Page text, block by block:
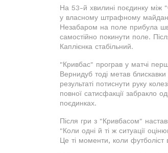
На 53-й хвилині поєдинку між
у власному штрафному
Незабаром на поле прибула
самостійно покинути поле.
Каплієнка стабільний.
"Кривбас" програв у матчі
Вернидуб тоді метав
результаті потиснути руку
повної сатисфакції забракло
поєдинках.
Після гри з "Кривбасом"
"Коли одні й ті ж ситуації
Це ті моменти, коли футболіст